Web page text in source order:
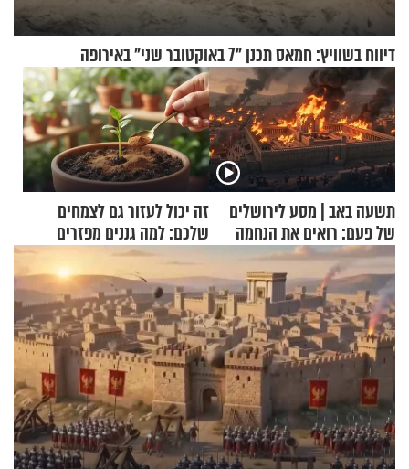
דיווח בשוויץ: חמאס תכנן "7 באוקטובר שני" באירופה
תשעה באב | מסע לירושלים
של פעם: רואים את הנחמה
זה יכול לעזור גם לצמחים
שלכם: למה גננים מפזרים
קינמון בעציצים?